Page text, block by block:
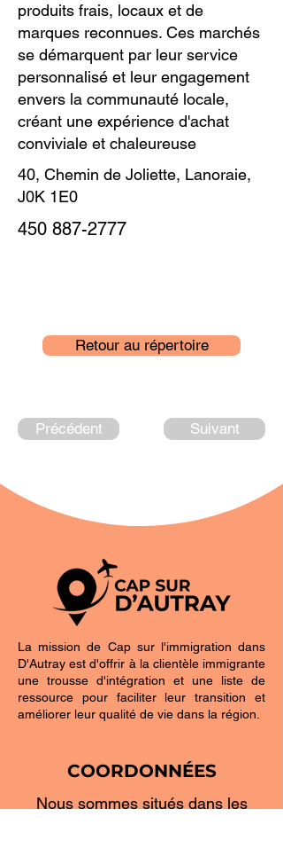
produits frais, locaux et de
marques reconnues. Ces marchés
se démarquent par leur service
personnalisé et leur engagement
envers la communauté locale,
créant une expérience d'achat
conviviale et chaleureuse
40, Chemin de Joliette, Lanoraie,
J0K 1E0
450 887-2777
Retour au répertoire
Précédent Suivant
La mission de Cap sur l'immigration dans
D'Autray est d'offrir à la clientèle immigrante
une trousse d'intégration et une liste de
ressource pour faciliter leur transition et
améliorer leur qualité de vie dans la région.
COORDONNÉES
Nous sommes situés dans les